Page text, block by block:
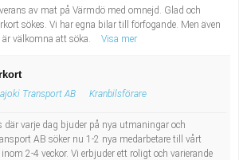
av mat på Värmdö med omnejd. Glad och
sökes. Vi har egna bilar till förfogande. Men även
välkomna att söka.
Visa mer
Transport AB Kranbilsförare
där varje dag bjuder på nya utmaningar och
AB söker nu 1-2 nya medarbetare till vårt
2-4 veckor. Vi erbjuder ett roligt och varierande